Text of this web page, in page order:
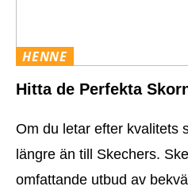
HENNE
Hitta de Perfekta
Om du letar efter kvalitets
längre än till Skechers.
omfattande utbud av